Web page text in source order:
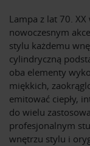
Lampa z lat 70.
nowoczesnym
stylu każdemu
cylindryczną
oba elementy
miękkich,
emitować ciepły,
do wielu
profesjonalnym
wnętrzu stylu i